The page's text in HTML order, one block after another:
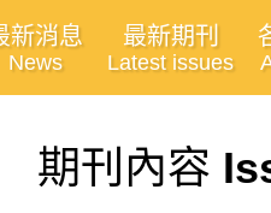
新消息
News
最新期刊
Latest issues
期刊內容